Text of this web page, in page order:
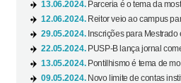
13.06.2024. Parceria é o tema da
12.06.2024. Reitor veio ao campus
29.05.2024. Inscrições para
22.05.2024. PUSP-B lança jornal
13.05.2024. Pontilhismo é tema de
09.05.2024. Novo limite de contas